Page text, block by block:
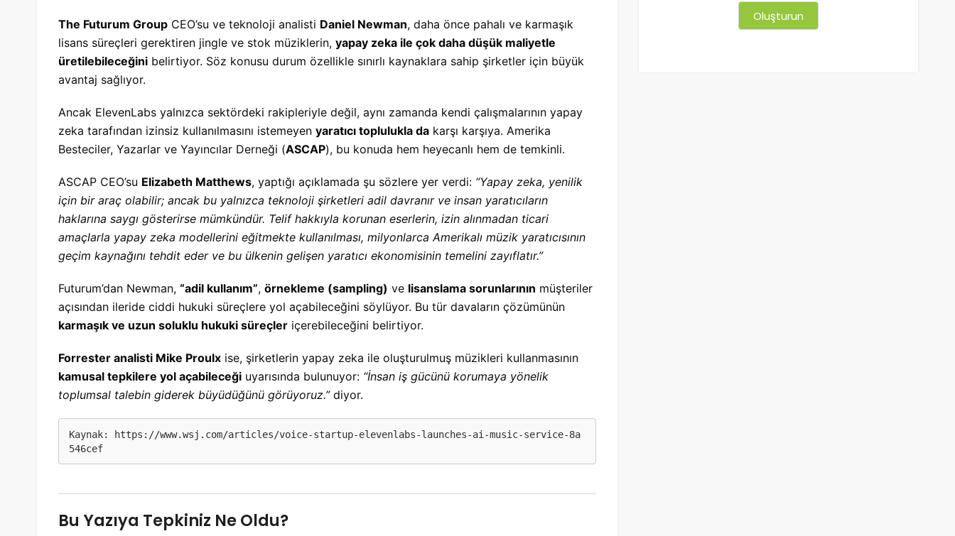
The Futurum Group CEO’su ve teknoloji analisti Daniel Newman, daha önce pahalı ve karmaşık
lisans süreçleri gerektiren jingle ve stok müziklerin, yapay zeka ile çok daha düşük maliyetle
üretilebileceğini belirtiyor. Söz konusu durum özellikle sınırlı kaynaklara sahip şirketler için büyük
avantaj sağlıyor.
Ancak ElevenLabs yalnızca sektördeki rakipleriyle değil, aynı zamanda kendi çalışmalarının yapay
zeka tarafından izinsiz kullanılmasını istemeyen yaratıcı toplulukla da karşı karşıya. Amerika
Besteciler, Yazarlar ve Yayıncılar Derneği (ASCAP), bu konuda hem heyecanlı hem de temkinli.
ASCAP CEO’su Elizabeth Matthews, yaptığı açıklamada şu sözlere yer verdi: “Yapay zeka, yenilik
için bir araç olabilir; ancak bu yalnızca teknoloji şirketleri adil davranır ve insan yaratıcıların
haklarına saygı gösterirse mümkündür. Telif hakkıyla korunan eserlerin, izin alınmadan ticari
amaçlarla yapay zeka modellerini eğitmekte kullanılması, milyonlarca Amerikalı müzik yaratıcısının
geçim kaynağını tehdit eder ve bu ülkenin gelişen yaratıcı ekonomisinin temelini zayıflatır.”
Futurum’dan Newman, “adil kullanım”, örnekleme (sampling) ve lisanslama sorunlarının müşteriler
açısından ileride ciddi hukuki süreçlere yol açabileceğini söylüyor. Bu tür davaların çözümünün
karmaşık ve uzun soluklu hukuki süreçler içerebileceğini belirtiyor.
Forrester analisti Mike Proulx ise, şirketlerin yapay zeka ile oluşturulmuş müzikleri kullanmasının
kamusal tepkilere yol açabileceği uyarısında bulunuyor: “İnsan iş gücünü korumaya yönelik
toplumsal talebin giderek büyüdüğünü görüyoruz.”diyor.
Kaynak: https://www.wsj.com/articles/voice-startup-elevenlabs-launches-ai-music-service-8a
546cef
Bu Yazıya Tepkiniz Ne Oldu?
Oluşturun